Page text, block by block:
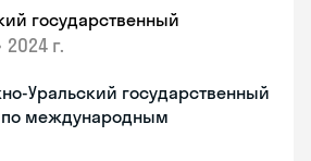
государственный
2024 г.
Уральский государственный
по международным